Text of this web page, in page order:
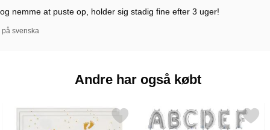
nemme at puste op, holder sig stadig fine efter 3 uger!
svenska
Andre har også købt
Mini E som favoritMarkér servietter Baby Fødder som favoritMarkér bogstavballon